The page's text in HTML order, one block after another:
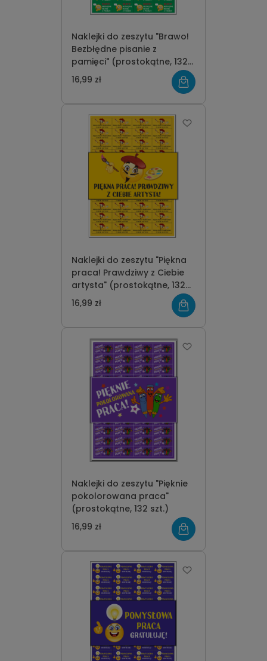
Naklejki do zeszytu "Brawo!
Bezbłędne pisanie z
pamięci" (prostokątne, 132
szt.)
16,99 zł
Naklejki do zeszytu "Piękna
praca! Prawdziwy z Ciebie
artysta" (prostokątne, 132
szt.)
16,99 zł
Naklejki do zeszytu "Pięknie
pokolorowana praca"
(prostokątne, 132 szt.)
16,99 zł